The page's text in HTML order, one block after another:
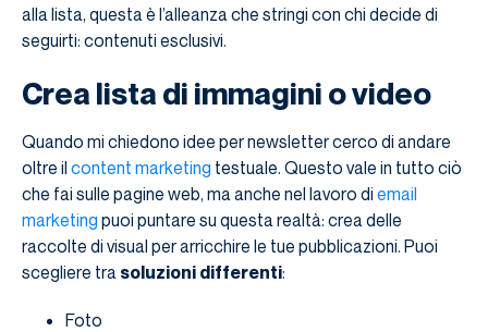
alla lista, questa è l’alleanza che stringi con chi decide di
seguirti: contenuti esclusivi.
Crea lista di immagini o video
Quando mi chiedono idee per newsletter cerco di andare
oltre il content marketing testuale. Questo vale in tutto ciò
che fai sulle pagine web, ma anche nel lavoro di email
marketing puoi puntare su questa realtà: crea delle
raccolte di visual per arricchire le tue pubblicazioni. Puoi
scegliere tra soluzioni differenti:
Foto